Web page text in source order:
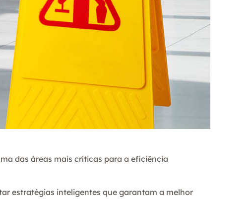
das áreas mais críticas para a eficiência
estratégias inteligentes que garantam a melhor